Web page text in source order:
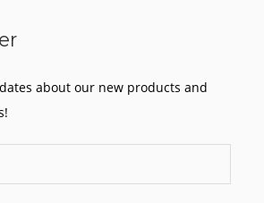
about our new products and